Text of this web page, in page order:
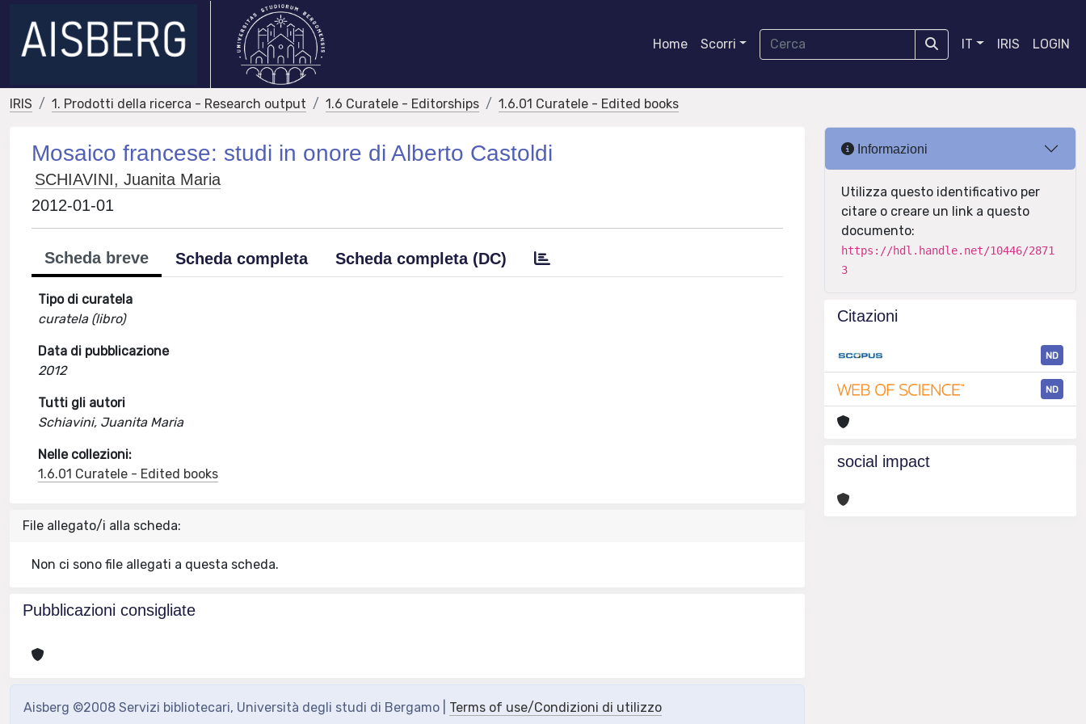
Home Scorri IT IRIS LOGIN
IRIS 1. Prodotti della ricerca - Research output 1.6 Curatele - Editorships 1.6.01 Curatele - Edited books
Mosaico francese: studi in onore di Alberto Castoldi
SCHIAVINI, Juanita Maria
2012-01-01
Scheda breve Scheda completa Scheda completa (DC)
Tipo di curatela
curatela (libro)
Data di pubblicazione
2012
Tutti gli autori
Schiavini, Juanita Maria
Nelle collezioni:
1.6.01 Curatele - Edited books
File allegato/i alla scheda:
Non ci sono file allegati a questa scheda.
Pubblicazioni consigliate
Aisberg ©2008 Servizi bibliotecari, Università degli studi di Bergamo | Terms of use/Condizioni di utilizzo
Informazioni
Utilizza questo identificativo per
citare o creare un link a questo
documento:
https://hdl.handle.net/10446/2871
3
Citazioni
ND
ND
social impact